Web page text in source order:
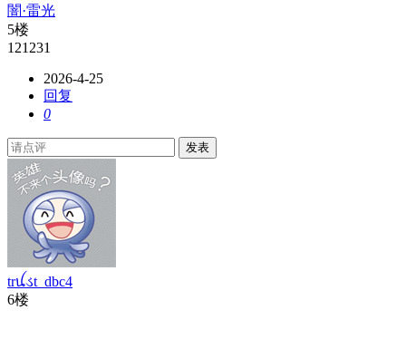
闇·雷光
5楼
121231
2026-4-25
回复
0
发表
trꪊડt_dbc4
6楼